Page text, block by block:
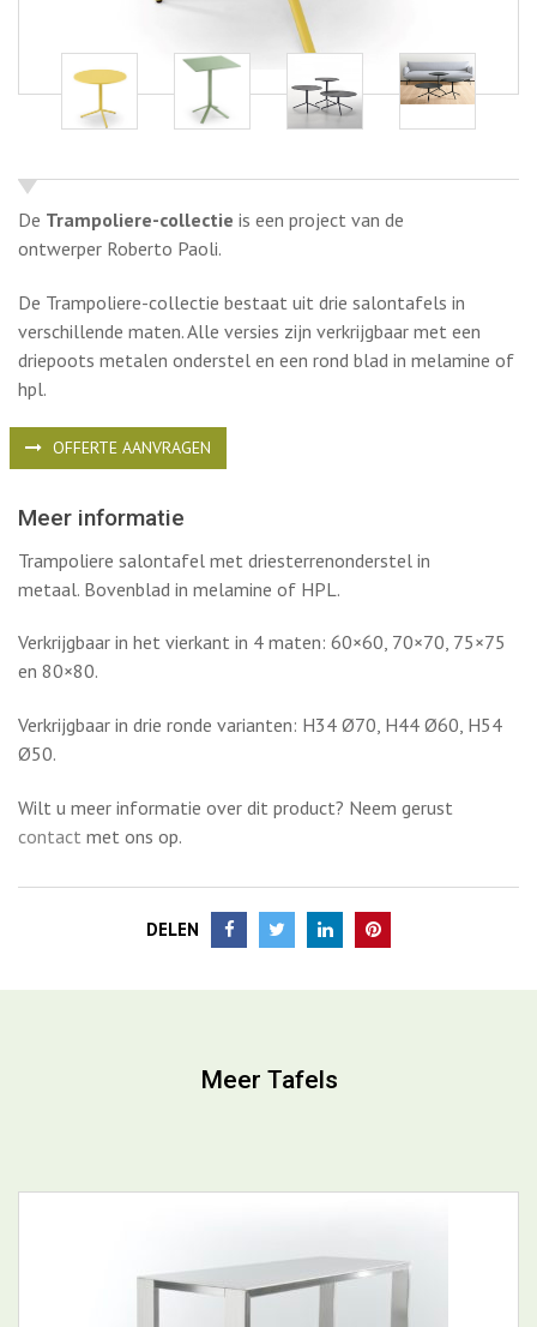
De Trampoliere-collectie is een project van de
ontwerper Roberto Paoli.
De Trampoliere-collectie bestaat uit drie salontafels in
verschillende maten. Alle versies zijn verkrijgbaar met een
driepoots metalen onderstel en een rond blad in melamine of
hpl.
OFFERTE AANVRAGEN
Meer informatie
Trampoliere salontafel met driesterrenonderstel in
metaal. Bovenblad in melamine of HPL.
Verkrijgbaar in het vierkant in 4 maten: 60×60, 70×70, 75×75
en 80×80.
Verkrijgbaar in drie ronde varianten: H34 Ø70, H44 Ø60, H54
Ø50.
Wilt u meer informatie over dit product? Neem gerust
contact met ons op.
DELEN
Meer Tafels